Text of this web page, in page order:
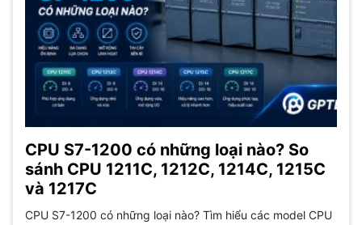
CPU S7-1200 có những loại nào? So
sánh CPU 1211C, 1212C, 1214C, 1215C
và 1217C
CPU S7-1200 có những loại nào? Tìm hiểu các model CPU